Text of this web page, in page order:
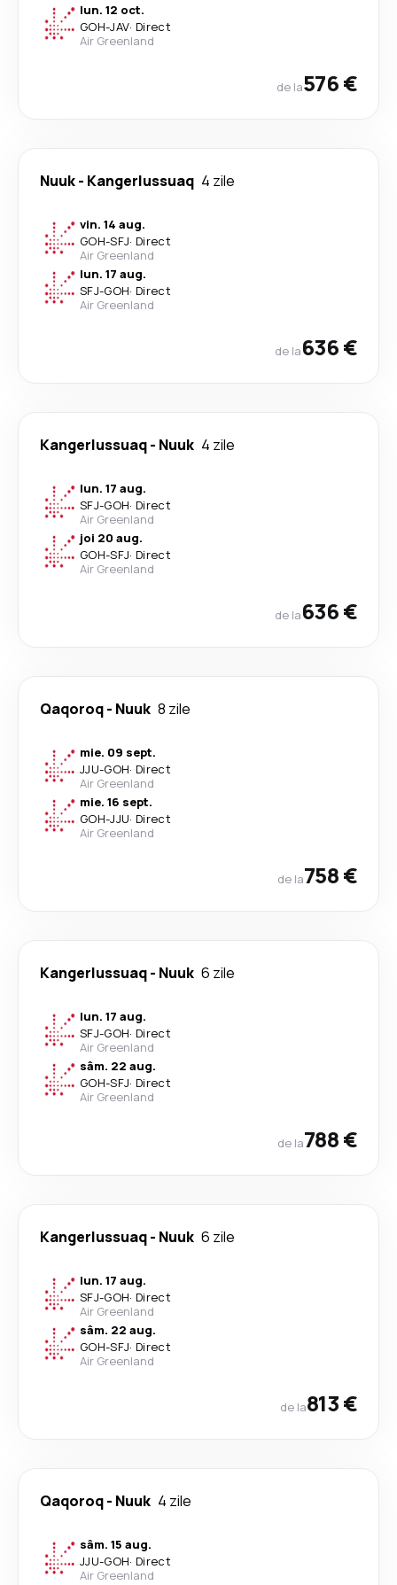
lun. 12 oct.
GOH-JAV· Direct
Air Greenland
de la576 €
Nuuk- Kangerlussuaq 4 zile
vin. 14 aug.
GOH-SFJ· Direct
Air Greenland
lun. 17 aug.
SFJ-GOH· Direct
Air Greenland
de la636 €
Kangerlussuaq- Nuuk 4 zile
lun. 17 aug.
SFJ-GOH· Direct
Air Greenland
joi 20 aug.
GOH-SFJ· Direct
Air Greenland
de la636 €
Qaqoroq- Nuuk 8 zile
mie. 09 sept.
JJU-GOH· Direct
Air Greenland
mie. 16 sept.
GOH-JJU· Direct
Air Greenland
de la758 €
Kangerlussuaq- Nuuk 6 zile
lun. 17 aug.
SFJ-GOH· Direct
Air Greenland
sâm. 22 aug.
GOH-SFJ· Direct
Air Greenland
de la788 €
Kangerlussuaq- Nuuk 6 zile
lun. 17 aug.
SFJ-GOH· Direct
Air Greenland
sâm. 22 aug.
GOH-SFJ· Direct
Air Greenland
de la813 €
Qaqoroq- Nuuk 4 zile
sâm. 15 aug.
JJU-GOH· Direct
Air Greenland